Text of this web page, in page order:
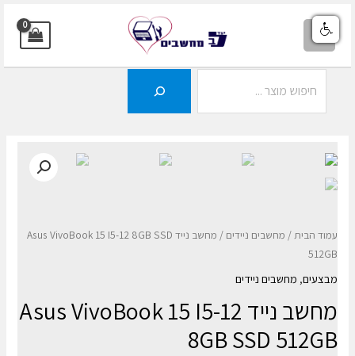
דילוג
לתוכן
MAIN
עמוד הבית / מחשבים ניידים
/ מחשב נייד Asus VivoBook 15 I5-12 8GB SSD
512GB
מבצעים, מחשבים ניידים
מחשב נייד Asus VivoBook 15 I5-12
8GB SSD 512GB